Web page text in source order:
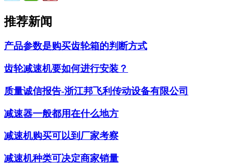
推荐新闻
产品参数是购买齿轮箱的判断方式
齿轮减速机要如何进行安装？
质量诚信报告-浙江邦飞利传动设备有限公司
减速器一般都用在什么地方
减速机购买可以到厂家考察
减速机种类可决定商家销量